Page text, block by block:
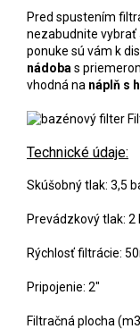
Pred spustením
nezabudnite vybrať
ponuke sú vám k
nádoba s
vhodná na náplň s
Technické údaje:
Skúšobný tlak: 3,5
Prevádzkový tlak: 2
Rýchlosť filtrácie:
Pripojenie: 2"
Filtračná plocha